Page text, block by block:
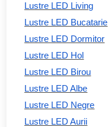
Lustre LED Living
Lustre LED Bucatarie
Lustre LED Dormitor
Lustre LED Hol
Lustre LED Birou
Lustre LED Albe
Lustre LED Negre
Lustre LED Aurii